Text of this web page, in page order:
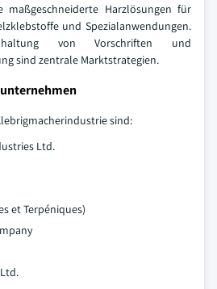
maßgeschneiderte Harzlösungen für
und Spezialanwendungen.
von Vorschriften und
sind zentrale Marktstrategien.
sind:
Ltd.
et Terpéniques)